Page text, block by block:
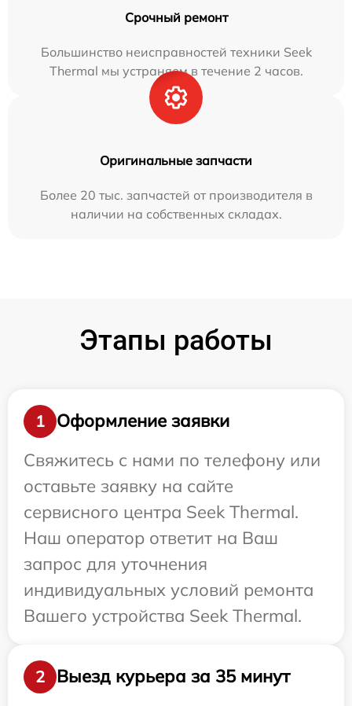
Срочный ремонт
Большинство неисправностей техники Seek
Thermal мы устраняем в течение 2 часов.
Оригинальные запчасти
Более 20 тыс. запчастей от производителя в
наличии на собственных складах.
Этапы работы
1
Оформление заявки
Свяжитесь с нами по телефону или
оставьте заявку на сайте
сервисного центра Seek Thermal.
Наш оператор ответит на Ваш
запрос для уточнения
индивидуальных условий ремонта
Вашего устройства Seek Thermal.
2
Выезд курьера за 35 минут